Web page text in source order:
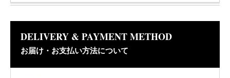
DELIVERY & PAYMENT METHOD
お届け・お支払い方法について